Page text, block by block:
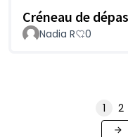
Créneau de
Nadia R 0
1 2